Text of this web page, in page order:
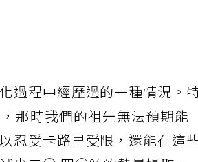
過程中經歷過的一種情況。特
那時我們的祖先無法預期能
忍受卡路里受限，還能在這